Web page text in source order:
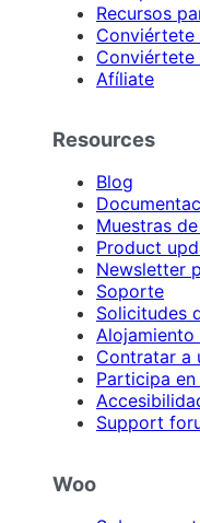
Recursos
Conviértete
Conviértete
Afíliate
Resources
Blog
Muestras
Product
Newsletter
Soporte
Solicitudes
Alojamiento
Contratar a
Participa
Support
Woo